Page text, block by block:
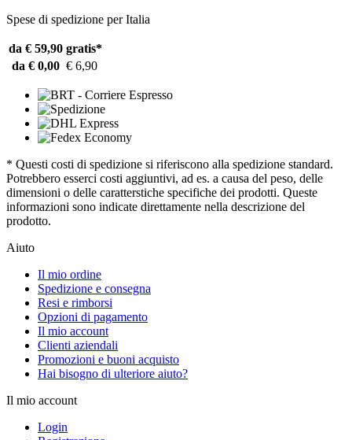
Spese di spedizione per Italia
da € 59,90 gratis*
da € 0,00 € 6,90
* Questi costi di spedizione si riferiscono alla spedizione standard.
Potrebbero esserci costi aggiuntivi, ad es. a causa del peso, delle
dimensioni o delle caratterstiche specifiche dei prodotti. Queste
informazioni sono indicate direttamente nella descrizione del
prodotto.
Aiuto
Il mio ordine
Spedizione e consegna
Resi e rimborsi
Opzioni di pagamento
Il mio account
Clienti aziendali
Promozioni e buoni acquisto
Hai bisogno di ulteriore aiuto?
Il mio account
Login